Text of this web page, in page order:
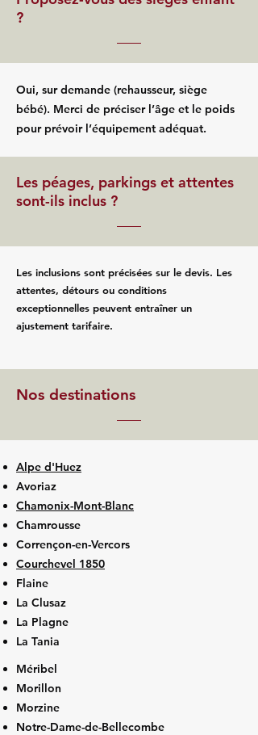
?
Oui, sur demande (rehausseur, siège
bébé). Merci de préciser l’âge et le poids
pour prévoir l’équipement adéquat.
Les péages, parkings et attentes
sont-ils inclus ?
Les inclusions sont précisées sur le devis. Les
attentes, détours ou conditions
exceptionnelles peuvent entraîner un
ajustement tarifaire.
Nos destinations
Alpe d'Huez
Avoriaz
Chamonix-Mont-Blanc
Chamrousse
Corrençon-en-Vercors
Courchevel 1850
Flaine
La Clusaz
La Plagne
La Tania
Méribel
Morillon
Morzine
Notre-Dame-de-Bellecombe